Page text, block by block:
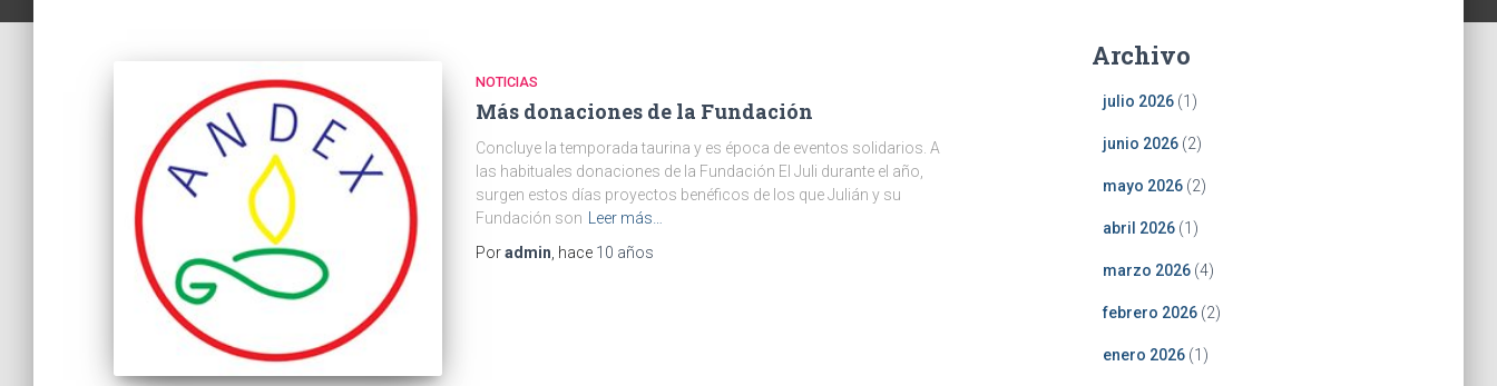
NOTICIAS
Más donaciones de la Fundación
Concluye la temporada taurina y es época de eventos solidarios. A
las habituales donaciones de la Fundación El Juli durante el año,
surgen estos días proyectos benéficos de los que Julián y su
Fundación son
Leer más…
Poradmin , hace 10 años
Archivo
julio 2026(1)
junio 2026(2)
mayo 2026(2)
abril 2026(1)
marzo 2026(4)
febrero 2026(2)
enero 2026(1)